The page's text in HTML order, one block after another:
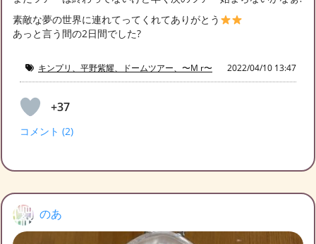
素敵な夢の世界に連れてってくれてありがとう
あっと言う間の2日間でした?
キンプリ、平野紫耀、ドームツアー、〜M r〜 2022/04/10 13:47
+37
コメント (2)
のあ